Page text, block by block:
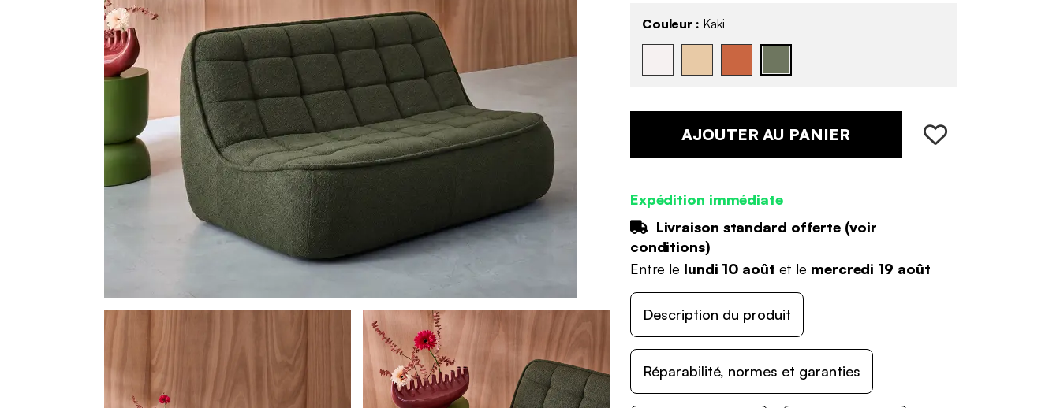
Couleur : Kaki
AJOUTER AU PANIER
Expédition immédiate
Livraison standard offerte (voir
conditions)
Entre le lundi 10 août et le mercredi 19 août
Description du produit
Réparabilité, normes et garanties